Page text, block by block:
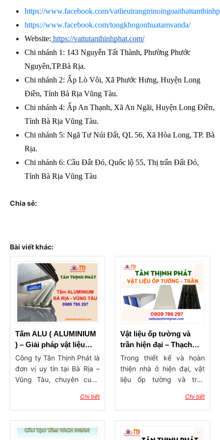
https://www.facebook.com/
https://www.facebook.com/tongkhogonhuatamvanda/
Website: https://vattutanthinhphat.com/
Chi nhánh 1: 143 Nguyễn Tất Thành, Phường Phước
Nguyên,TP.Bà Rịa.
Chi nhánh 2: Ấp Lò Vôi, Xã Phước Hưng, Huyện Long
Điền, Tỉnh Bà Rịa Vũng Tàu.
Chi nhánh 4: Ấp An Thạnh, Xã An Ngãi, Huyện Long Điền,
Tỉnh Bà Rịa Vũng Tàu.
Chi nhánh 5: Ngã Tư Núi Đất, QL 56, Xã Hòa Long, TP. Bà
Rịa.
Chi nhánh 6: Cầu Đất Đỏ, Quốc lộ 55, Thị trấn Đất Đỏ,
Tỉnh Bà Rịa Vũng Tàu
Chia sẻ:
Bài viết khác:
Tấm ALU ( ALUMINIUM
) – Giải pháp vật liệu
trang trí hiện đại cho nội
ngoại thất
Công ty Tân Thịnh Phát là
đơn vị uy tín tại Bà Rịa –
Vũng Tàu, chuyên cung
trang trí nội – ngoại thất
hiện đại. Với nhiều năm
kinh nghiệm, chúng tôi
luôn cam kết mang đến
Chi tiết
Vật liệu ốp tường và
trần hiện đại – Thạch
Cao, Nhựa PVC, Tấm
Nano, Sơn : Ưu điểm &
Lưu ý
Trong thiết kế và hoàn
thiện nhà ở hiện đại, vật
liệu ốp tường và trần
bảo vệ bề mặt công trình
mà còn là "linh hồn" tạo
nên phong cách thẩm mỹ,
cảm giác không gian và
Chi tiết